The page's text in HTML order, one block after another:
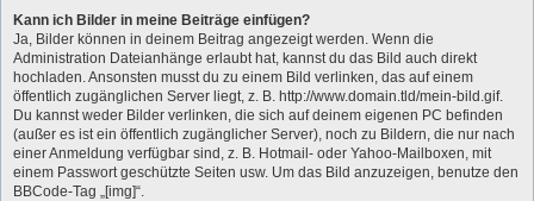
Kann ich Bilder in meine Beiträge einfügen?
Ja, Bilder können in deinem Beitrag angezeigt werden. Wenn die
Administration Dateianhänge erlaubt hat, kannst du das Bild auch direkt
hochladen. Ansonsten musst du zu einem Bild verlinken, das auf einem
öffentlich zugänglichen Server liegt, z. B. http://www.domain.tld/mein-bild.gif.
Du kannst weder Bilder verlinken, die sich auf deinem eigenen PC befinden
(außer es ist ein öffentlich zugänglicher Server), noch zu Bildern, die nur nach
einer Anmeldung verfügbar sind, z. B. Hotmail- oder Yahoo-Mailboxen, mit
einem Passwort geschützte Seiten usw. Um das Bild anzuzeigen, benutze den
BBCode-Tag „[img]“.